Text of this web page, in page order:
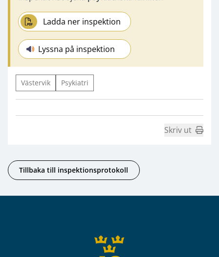
Ladda ner inspektion
Lyssna på inspektion
Västervik Psykiatri
Skriv ut
Tillbaka till inspektionsprotokoll